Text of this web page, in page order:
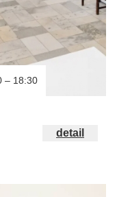
– 18:30
detail